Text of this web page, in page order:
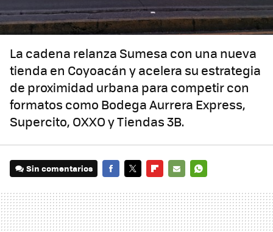
La cadena relanza Sumesa con una nueva
tienda en Coyoacán y acelera su estrategia
de proximidad urbana para competir con
formatos como Bodega Aurrera Express,
Supercito, OXXO y Tiendas 3B.
Sin comentarios
MAIL